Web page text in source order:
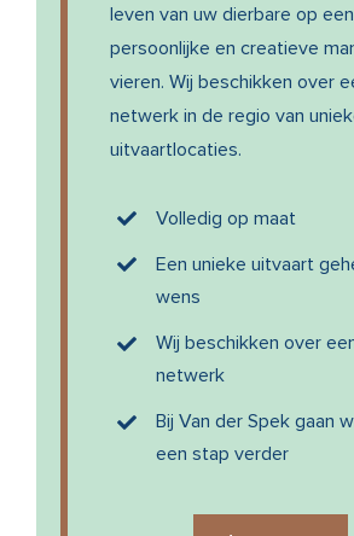
leven van uw dierbare op een
persoonlijke en creatieve
vieren. Wij beschikken over
netwerk in de regio van
uitvaartlocaties.
Volledig op maat
Een unieke uitvaart
wens
Wij beschikken over
netwerk
Bij Van der Spek gaan
een stap verder